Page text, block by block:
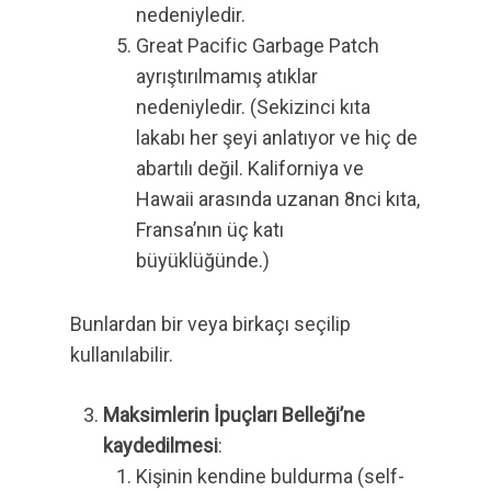
nedeniyledir.
Great Pacific Garbage Patch
ayrıştırılmamış atıklar
nedeniyledir. (Sekizinci kıta
lakabı her şeyi anlatıyor ve hiç de
abartılı değil. Kaliforniya ve
Hawaii arasında uzanan 8nci kıta,
Fransa’nın üç katı
büyüklüğünde.)
Bunlardan bir veya birkaçı seçilip
kullanılabilir.
Maksimlerin İpuçları Belleği’ne
kaydedilmesi:
Kişinin kendine buldurma (self-